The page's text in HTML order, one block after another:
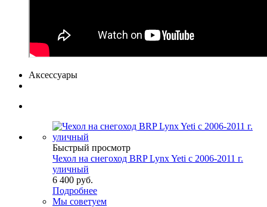
Аксессуары
Быстрый просмотр
Чехол на снегоход BRP Lynx Yeti с 2006-2011 г.
уличный
6 400 руб.
Подробнее
Мы советуем